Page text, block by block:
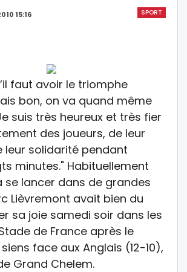
SPORT
15:16
faut avoir le triomphe
bon, on va quand même
suis très heureux et très fier
des joueurs, de leur
leur solidarité pendant
minutes." Habituellement
se lancer dans de grandes
Lièvremont avait bien du
sa joie samedi soir dans les
de France après le
face aux Anglais (12-10),
Grand Chelem.